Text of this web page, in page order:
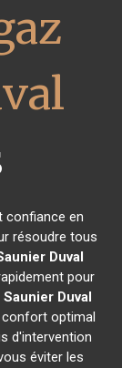
confiance en
résoudre tous
Duval
pour
Duval
confort optimal
d'intervention
éviter les